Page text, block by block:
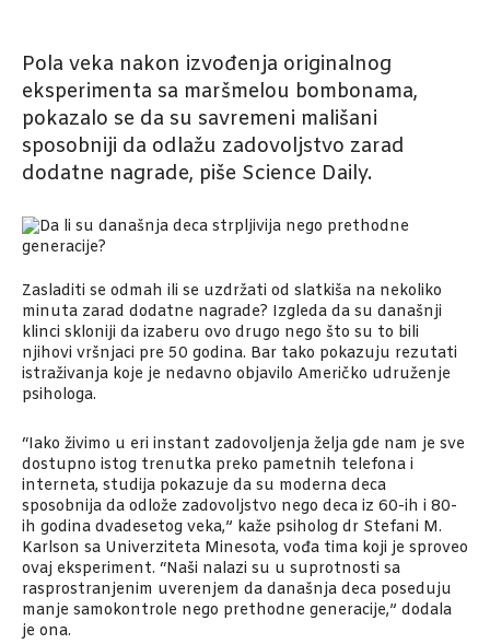
Pola veka nakon izvođenja originalnog
eksperimenta sa maršmelou bombonama,
pokazalo se da su savremeni mališani
sposobniji da odlažu zadovoljstvo zarad
dodatne nagrade, piše Science Daily.
Zasladiti se odmah ili se uzdržati od slatkiša na nekoliko
minuta zarad dodatne nagrade? Izgleda da su današnji
klinci skloniji da izaberu ovo drugo nego što su to bili
njihovi vršnjaci pre 50 godina. Bar tako pokazuju rezutati
istraživanja koje je nedavno objavilo Američko udruženje
psihologa.
“Iako živimo u eri instant zadovoljenja želja gde nam je sve
dostupno istog trenutka preko pametnih telefona i
interneta, studija pokazuje da su moderna deca
sposobnija da odlože zadovoljstvo nego deca iz 60-ih i 80-
ih godina dvadesetog veka,” kaže psiholog dr Stefani M.
Karlson sa Univerziteta Minesota, vođa tima koji je sproveo
ovaj eksperiment. “Naši nalazi su u suprotnosti sa
rasprostranjenim uverenjem da današnja deca poseduju
manje samokontrole nego prethodne generacije,” dodala
je ona.